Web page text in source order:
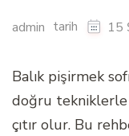
admin tarih 15
Balık pişirmek
doğru tekniklerle
çıtır olur. Bu